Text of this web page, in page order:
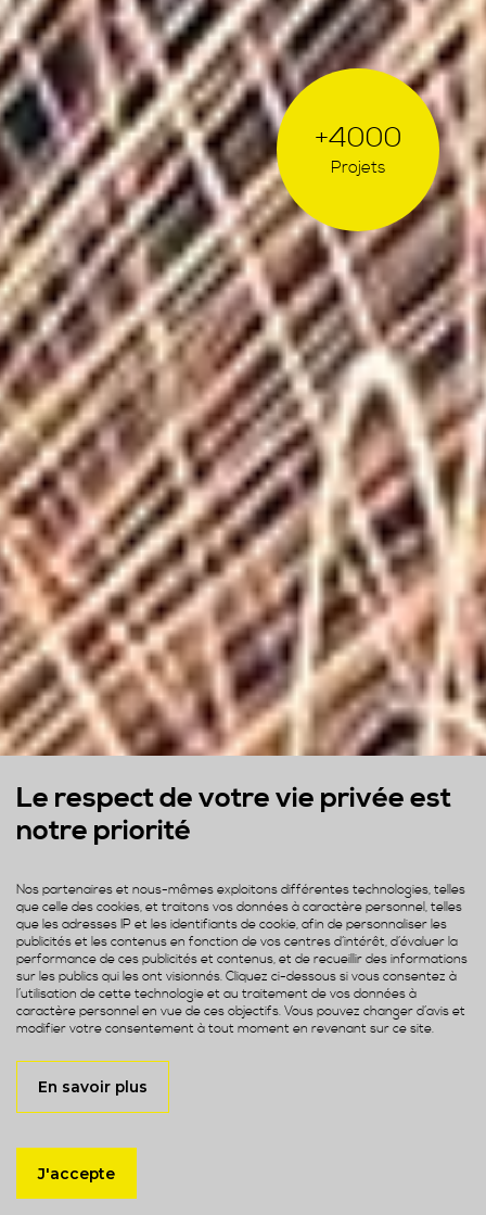
+ 200
Experts
+4000
Projets
Le respect de votre vie privée est
notre priorité
Nos partenaires et nous-mêmes exploitons différentes technologies, telles
que celle des cookies, et traitons vos données à caractère personnel, telles
que les adresses IP et les identifiants de cookie, afin de personnaliser les
publicités et les contenus en fonction de vos centres d’intérêt, d’évaluer la
performance de ces publicités et contenus, et de recueillir des informations
sur les publics qui les ont visionnés. Cliquez ci-dessous si vous consentez à
l’utilisation de cette technologie et au traitement de vos données à
caractère personnel en vue de ces objectifs. Vous pouvez changer d’avis et
modifier votre consentement à tout moment en revenant sur ce site.
En savoir plus
J'accepte